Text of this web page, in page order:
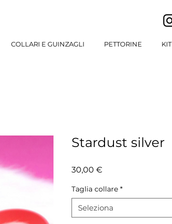
COLLARI E GUINZAGLI PETTORINE KIT
Stardust silver
30,00 €
Taglia collare *
Seleziona